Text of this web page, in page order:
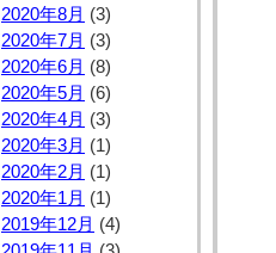
2020年8月 (3)
2020年7月 (3)
2020年6月 (8)
2020年5月 (6)
2020年4月 (3)
2020年3月 (1)
2020年2月 (1)
2020年1月 (1)
2019年12月 (4)